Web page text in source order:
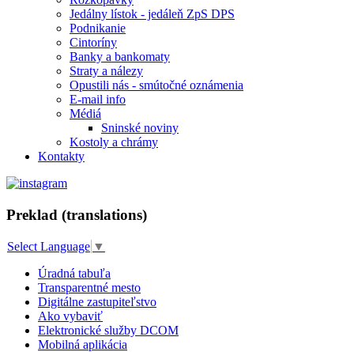
Jedálny lístok - jedáleň ZpS DPS
Podnikanie
Cintoríny
Banky a bankomaty
Straty a nálezy
Opustili nás - smútočné oznámenia
E-mail info
Médiá
Sninské noviny
Kostoly a chrámy
Kontakty
Preklad (translations)
Select Language ▼
Úradná tabuľa
Transparentné mesto
Digitálne zastupiteľstvo
Ako vybaviť
Elektronické služby DCOM
Mobilná aplikácia